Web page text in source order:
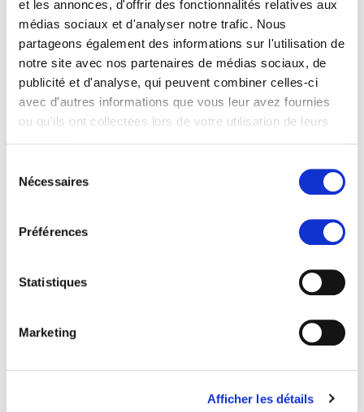
et les annonces, d'offrir des fonctionnalités relatives aux
médias sociaux et d'analyser notre trafic. Nous
partageons également des informations sur l'utilisation de
notre site avec nos partenaires de médias sociaux, de
publicité et d'analyse, qui peuvent combiner celles-ci
avec d'autres informations que vous leur avez fournies
ou qu'ils ont collectées lors de votre utilisation de leurs
Nécessaires
Préférences
Statistiques
Marketing
Afficher les détails
Zurich
Équipe du projet
Institut für Pflegewissenschaft INS, Université de
Bâle: Sabina de Geest PhD RN (co-chercheur), Mette
principal), Urs A. Fichtner M.Sc. (associé de
Institut für Pflegewissenschaft INS, Université de
Bâle, Bâle